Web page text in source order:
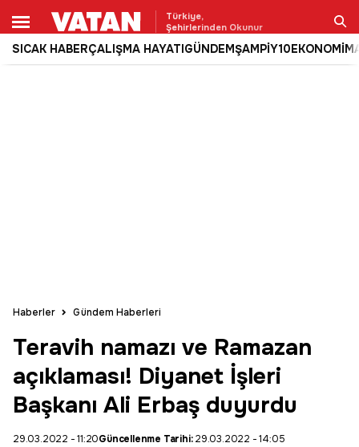
Türkiye,
Şehirlerinden Okunur
SICAK HABERÇALIŞMA HAYATIGÜNDEMŞAMPİY10EKONOMİ
Ara
Haberler Gündem Haberleri
Teravih namazı ve Ramazan
açıklaması! Diyanet İşleri
Başkanı Ali Erbaş duyurdu
29.03.2022 - 11:20Güncellenme Tarihi:29.03.2022 - 14:05